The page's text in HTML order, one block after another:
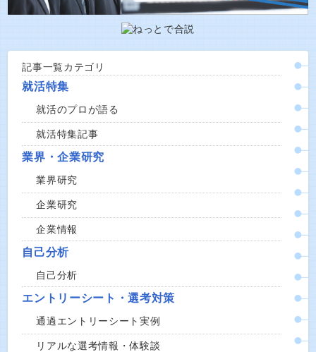
記事一覧カテゴリ
就活特集
就活のプロが語る
就活特集記事
業界・企業研究
業界研究
企業研究
企業情報
自己分析
自己分析
エントリーシート・選考対策
通過エントリーシート実例
リアルな選考情報・体験談